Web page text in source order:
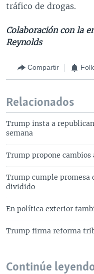
tráfico de drogas.
Colaboración con la
Reynolds
Compartir
Relacionados
Trump insta a
semana
Trump propone cambios
Trump cumple promesa
dividido
En política exterior
Trump firma reforma
Continúe